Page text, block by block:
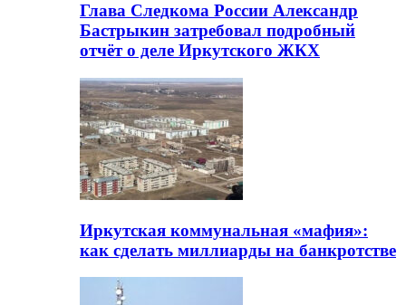
Глава Следкома России Александр
Бастрыкин затребовал подробный
отчёт о деле Иркутского ЖКХ
Иркутская коммунальная «мафия»:
как сделать миллиарды на банкротстве